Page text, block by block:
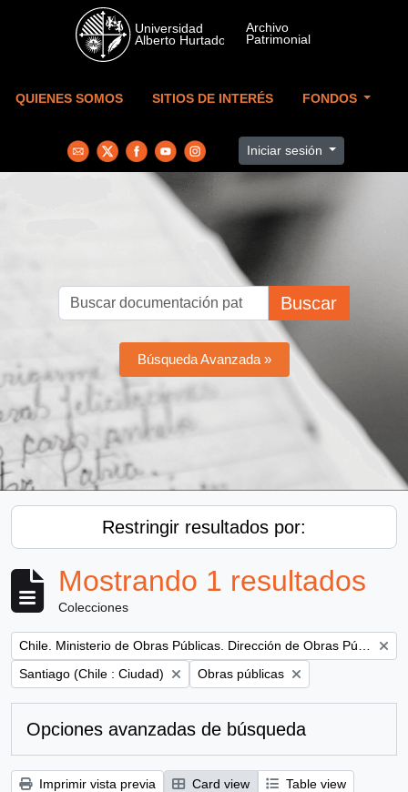
Skip to main content
QUIENES SOMOS SITIOS DE INTERÉS FONDOS
Iniciar sesión
Buscar
Búsqueda Avanzada »
Restringir resultados por:
Mostrando 1 resultados
Colecciones
Remove filter:
Remove filter:
Santiago (Chile : Ciudad) Remove filter:
Obras públicas
Opciones avanzadas de búsqueda
Imprimir vista previa Card view
Table view